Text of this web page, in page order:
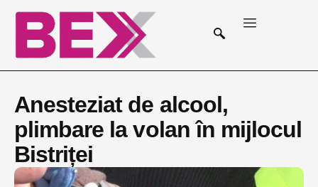
Anesteziat de alcool,
plimbare la volan în mijlocul
Bistriței